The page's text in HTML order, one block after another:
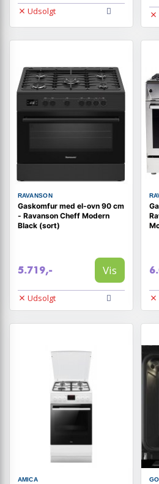
Udsolgt
RAVANSON
Gaskomfur med el-ovn 90 cm
- Ravanson Cheff Modern
Black (sort)
5.719,- Vis
Udsolgt
AMICA